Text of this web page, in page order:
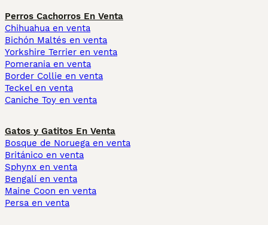
Perros Cachorros En Venta
Chihuahua en venta
Bichón Maltés en venta
Yorkshire Terrier en venta
Pomerania en venta
Border Collie en venta
Teckel en venta
Caniche Toy en venta
Gatos y Gatitos En Venta
Bosque de Noruega en venta
Británico en venta
Sphynx en venta
Bengalí en venta
Maine Coon en venta
Persa en venta